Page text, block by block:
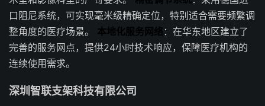
口阻尼系统，可实现毫米级精确定位，特别适合需要频繁调
整角度的医疗场景。 本地化服务网络 ：在华东地区建立了
完善的服务网点，提供24小时技术响应，保障医疗机构的
连续使用需求。
深圳智联支架科技有限公司